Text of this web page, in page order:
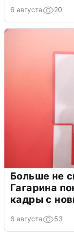
6 августа 20
Больше не
Гагарина
кадры с
6 августа 53